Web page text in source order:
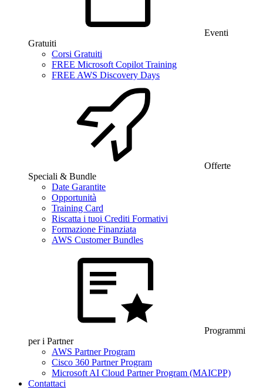
Eventi
Gratuiti
Corsi Gratuiti
FREE Microsoft Copilot Training
FREE AWS Discovery Days
Offerte
Speciali & Bundle
Date Garantite
Opportunità
Training Card
Riscatta i tuoi Crediti Formativi
Formazione Finanziata
AWS Customer Bundles
Programmi
per i Partner
AWS Partner Program
Cisco 360 Partner Program
Microsoft AI Cloud Partner Program (MAICPP)
Contattaci